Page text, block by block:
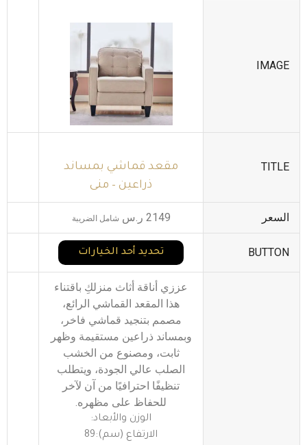
IMAGE
TITLE
مقعد قماشي بمساند
ذراعين – منى
السعر 2149 ر.س شامل الضريبة
BUTTON تحديد أحد الخيارات
عززي أناقة أثاث منزلكِ باقتناء
هذا المقعد القماشي الرائع،
مصمم بتنجيد قماشي فاخر،
وبمساند ذراعين مستقيمة وظهر
ثابت، ومصنوع من الخشب
الصلب عالي الجودة، ويتطلب
تنظيفًا احترافيًا من آن لآخر
للحفاظ على مظهره.
الوزن والأبعاد:
الارتفاع (سم):89